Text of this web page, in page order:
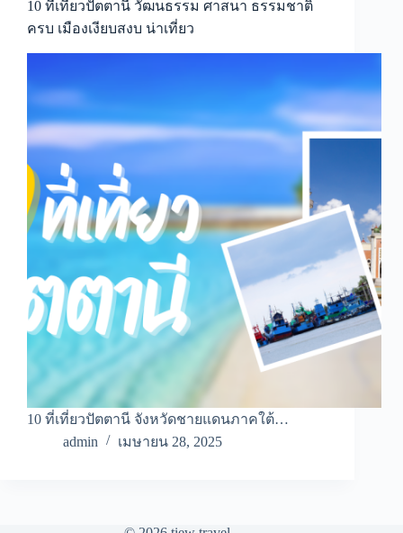
10 ที่เที่ยวปัตตานี วัฒนธรรม ศาสนา ธรรมชาติ
ครบ เมืองเงียบสงบ น่าเที่ยว
10 ที่เที่ยวปัตตานี จังหวัดชายแดนภาคใต้…
admin
เมษายน 28, 2025